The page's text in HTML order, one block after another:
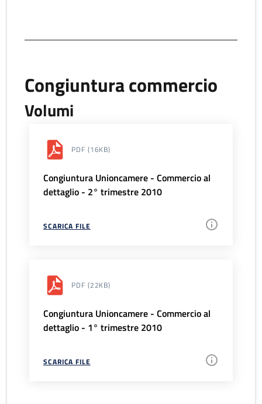
Congiuntura commercio
Volumi
PDF (16KB)
Congiuntura Unioncamere - Commercio al
dettaglio - 2° trimestre 2010
SCARICA FILE
PDF (22KB)
Congiuntura Unioncamere - Commercio al
dettaglio - 1° trimestre 2010
SCARICA FILE